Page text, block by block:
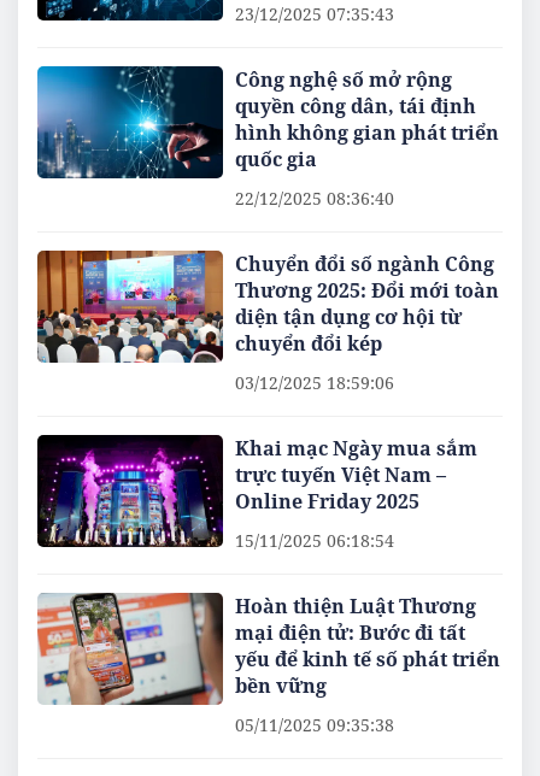
23/12/2025 07:35:43
Công nghệ số mở rộng
quyền công dân, tái định
hình không gian phát triển
quốc gia
22/12/2025 08:36:40
Chuyển đổi số ngành Công
Thương 2025: Đổi mới toàn
diện tận dụng cơ hội từ
chuyển đổi kép
03/12/2025 18:59:06
Khai mạc Ngày mua sắm
trực tuyến Việt Nam –
Online Friday 2025
15/11/2025 06:18:54
Hoàn thiện Luật Thương
mại điện tử: Bước đi tất
yếu để kinh tế số phát triển
bền vững
05/11/2025 09:35:38